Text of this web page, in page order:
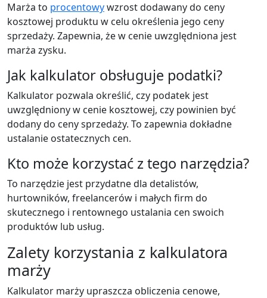
Marża to procentowywzrost dodawany do ceny
kosztowej produktu w celu określenia jego ceny
sprzedaży. Zapewnia, że w cenie uwzględniona jest
marża zysku.
Jak kalkulator obsługuje podatki?
Kalkulator pozwala określić, czy podatek jest
uwzględniony w cenie kosztowej, czy powinien być
dodany do ceny sprzedaży. To zapewnia dokładne
ustalanie ostatecznych cen.
Kto może korzystać z tego narzędzia?
To narzędzie jest przydatne dla detalistów,
hurtowników, freelancerów i małych firm do
skutecznego i rentownego ustalania cen swoich
produktów lub usług.
Zalety korzystania z kalkulatora
marży
Kalkulator marży upraszcza obliczenia cenowe,